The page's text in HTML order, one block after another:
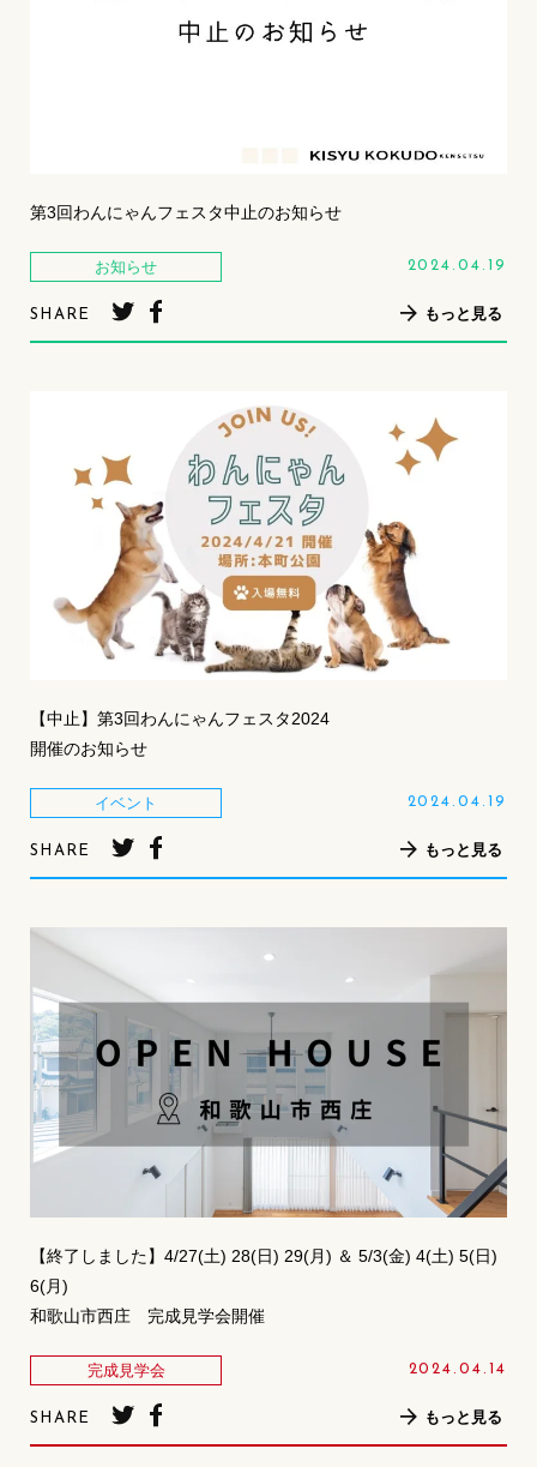
第3回わんにゃんフェスタ中止のお知らせ
お知らせ 2024.04.19
SHARE もっと見る
【中止】第3回わんにゃんフェスタ2024
開催のお知らせ
イベント 2024.04.19
SHARE もっと見る
【終了しました】4/27(土) 28(日) 29(月) ＆ 5/3(金) 4(土) 5(日)
6(月)
和歌山市西庄 完成見学会開催
完成見学会 2024.04.14
SHARE もっと見る